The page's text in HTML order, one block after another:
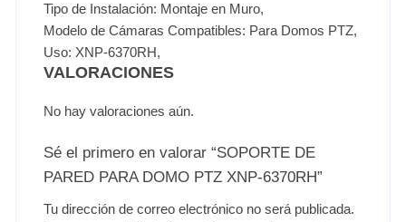
Tipo de Instalación: Montaje en Muro,
Modelo de Cámaras Compatibles: Para Domos PTZ,
Uso: XNP-6370RH,
VALORACIONES
No hay valoraciones aún.
Sé el primero en valorar “SOPORTE DE
PARED PARA DOMO PTZ XNP-6370RH”
Tu dirección de correo electrónico no será publicada.